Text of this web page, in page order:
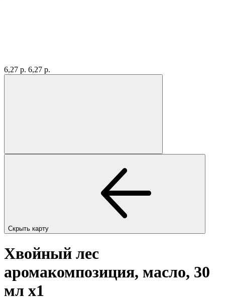
6,27 р. 6,27 р.
Скрыть карту
Хвойный лес
аромакомпозиция, масло, 30
мл x1